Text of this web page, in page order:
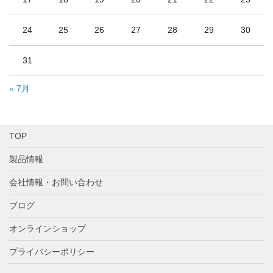
24 25 26 27 28 29 30
31
« 7月
TOP
製品情報
会社情報・お問い合わせ
ブログ
オンラインショップ
プライバシーポリシー